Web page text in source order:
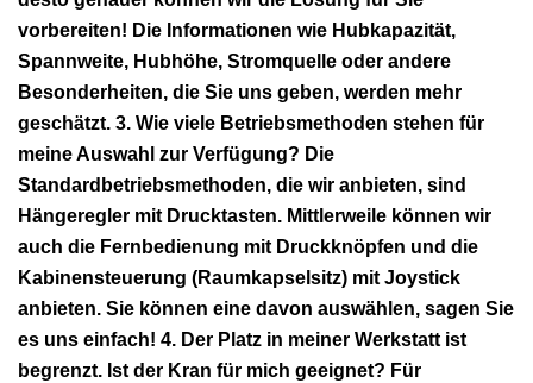
vorbereiten! Die Informationen wie Hubkapazität,
Spannweite, Hubhöhe, Stromquelle oder andere
Besonderheiten, die Sie uns geben, werden mehr
geschätzt. 3. Wie viele Betriebsmethoden stehen für
meine Auswahl zur Verfügung? Die
Standardbetriebsmethoden, die wir anbieten, sind
Hängeregler mit Drucktasten. Mittlerweile können wir
auch die Fernbedienung mit Druckknöpfen und die
Kabinensteuerung (Raumkapselsitz) mit Joystick
anbieten. Sie können eine davon auswählen, sagen Sie
es uns einfach! 4. Der Platz in meiner Werkstatt ist
begrenzt. Ist der Kran für mich geeignet? Für